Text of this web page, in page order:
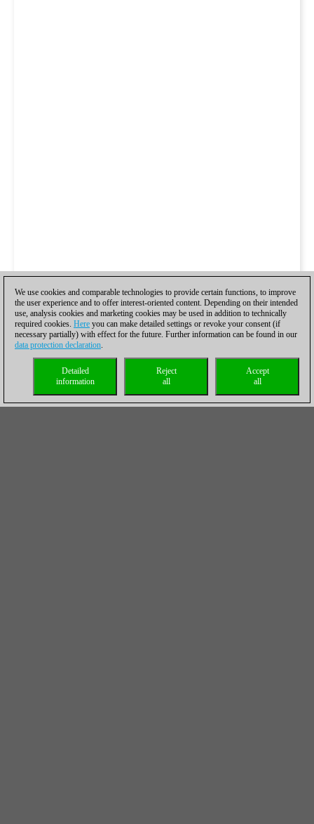
We use cookies and comparable technologies to provide certain functions, to improve
the user experience and to offer interest-oriented content. Depending on their intended
use, analysis cookies and marketing cookies may be used in addition to technically
required cookies. Here you can make detailed settings or revoke your consent (if
necessary partially) with effect for the future. Further information can be found in our
data protection declaration.
Accept
all
Reject
all
Detailed
information